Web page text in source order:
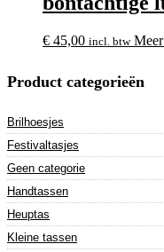
€ 45,00 incl. btw
Product categorieën
Brilhoesjes
Festivaltasjes
Geen categorie
Handtassen
Heuptas
Kleine tassen